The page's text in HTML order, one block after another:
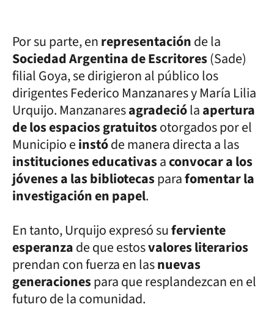
Por su parte, enrepresentaciónde la
Sociedad Argentina de Escritores(Sade)
filial Goya, se dirigieron al público los
dirigentes Federico Manzanares y María Lilia
Urquijo. Manzanaresagradeciólaapertura
de los espacios gratuitosotorgados por el
Municipio einstóde manera directa a las
instituciones educativasaconvocar a los
jóvenes a las bibliotecasparafomentar la
investigación en papel.
En tanto, Urquijo expresó suferviente
esperanzade que estosvalores literarios
prendan con fuerza en lasnuevas
generacionespara que resplandezcan en el
futuro de la comunidad.